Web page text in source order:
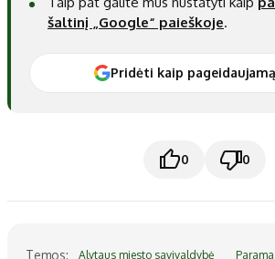
šaltinį „Google“ paieškoje.
Pridėti kaip
0 0
Temos: Alytaus miesto savivaldybė